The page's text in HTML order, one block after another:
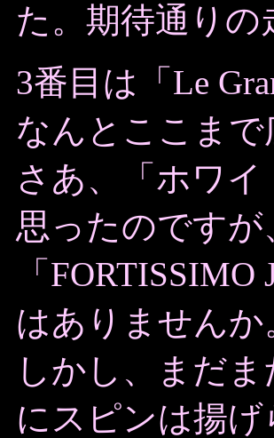
た。期待通りの
3番目は「Le
なんとここま
さあ、「ホワ
思ったのです
「
はありません
しかし、まだ
にスピンは揚